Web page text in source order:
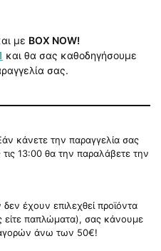
με BOX NOW!
και θα σας καθοδηγήσουμε
σας.
κάνετε την παραγγελία σας
13:00 θα την παραλάβετε την
έχουν επιλεχθεί προϊόντα
παπλώματα), σας κάνουμε
άνω των 50€!